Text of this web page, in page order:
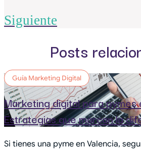
Siguiente
Posts
Guía Marketing Digital
Marketing digital para pymes
Estrategias que marcan la
Si tienes una pyme en Valencia,